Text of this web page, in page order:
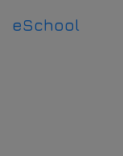
eSchool